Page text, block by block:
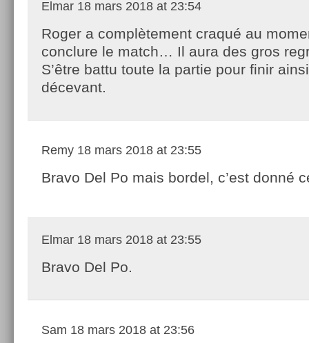
Elmar 18 mars 2018 at 23:54
Roger a complètement craqué au
conclure le match… Il aura des gros
S’être battu toute la partie pour finir
décevant.
Remy 18 mars 2018 at 23:55
Bravo Del Po mais bordel, c’est donné
Elmar 18 mars 2018 at 23:55
Bravo Del Po.
Sam 18 mars 2018 at 23:56